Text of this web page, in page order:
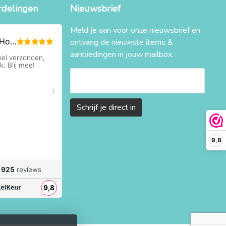
9,8
Nieuwsbrief
Meld je aan voor onze nieuwsbrief en
ontvang de nieuwste items &
aanbiedingen in jouw mailbox.
Schrijf je direct in